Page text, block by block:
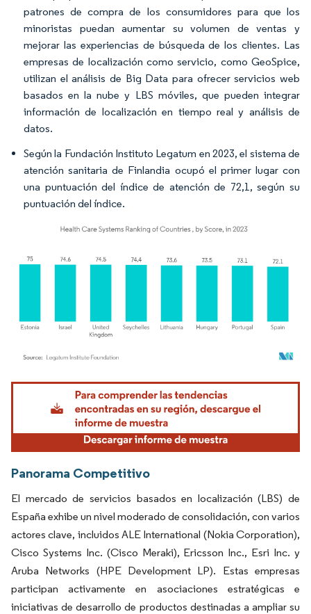
patrones de compra de los consumidores para que los
minoristas puedan aumentar su volumen de ventas y
mejorar las experiencias de búsqueda de los clientes. Las
empresas de localización como servicio, como GeoSpice,
utilizan el análisis de Big Data para ofrecer servicios web
basados en la nube y LBS móviles, que pueden integrar
información de localización en tiempo real y análisis de
datos.
Según la Fundación Instituto Legatum en 2023, el sistema de
atención sanitaria de Finlandia ocupó el primer lugar con
una puntuación del índice de atención de 72,1, según su
puntuación del índice.
Imagen © Mordor Intelligence. El uso requiere atribución según CC BY 4.0.
Panorama Competitivo
El mercado de servicios basados en localización (LBS) de
España exhibe un nivel moderado de consolidación, con varios
actores clave, incluidos ALE International (Nokia Corporation),
Cisco Systems Inc. (Cisco Meraki), Ericsson Inc., Esri Inc. y
Aruba Networks (HPE Development LP). Estas empresas
participan activamente en asociaciones estratégicas e
iniciativas de desarrollo de productos destinadas a ampliar su